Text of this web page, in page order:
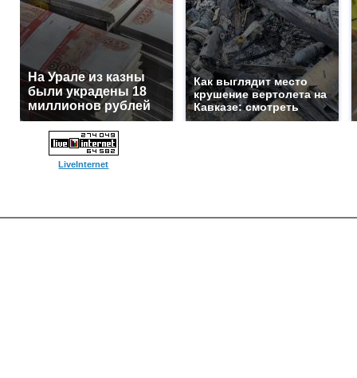
На Урале из казны
были украдены 18
миллионов рублей
Как выглядит место
крушение вертолета на
Кавказе: смотреть
LiveInternet